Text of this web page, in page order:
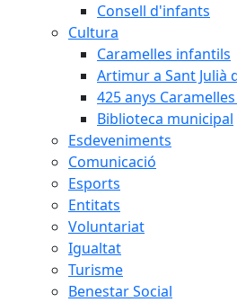
Consell d'infants
Cultura
Caramelles infantils
Artimur a Sant Julià
425 anys
Biblioteca municipal
Esdeveniments
Comunicació
Esports
Entitats
Voluntariat
Igualtat
Turisme
Benestar Social